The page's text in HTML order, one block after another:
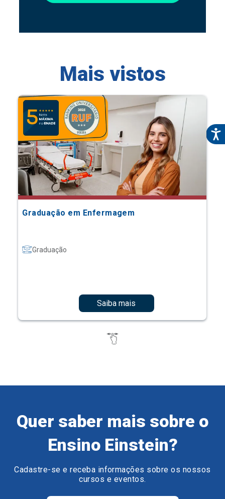
Mais vistos
Graduação em Enfermagem
Graduação
Saiba mais
Quer saber mais sobre o
Ensino Einstein?
Cadastre-se e receba informações sobre os nossos
cursos e eventos.